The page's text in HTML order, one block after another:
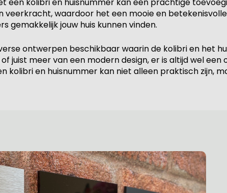
veerkracht, waardoor het een mooie en
gemakkelijk jouw huis kunnen vinden.
ontwerpen beschikbaar waarin de kolibri en het
juist meer van een modern design, er is altijd wel
kolibri en huisnummer kan niet alleen praktisch zijn,